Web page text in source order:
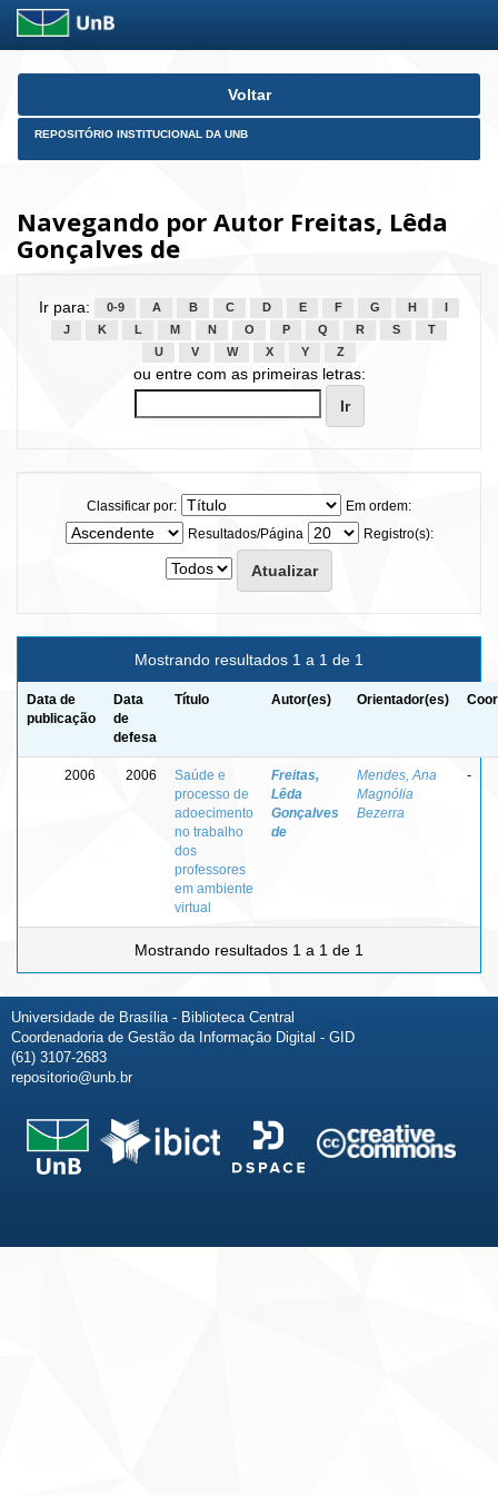
Skip
Voltar
REPOSITÓRIO INSTITUCIONAL DA UNB
Navegando por Autor Freitas, Lêda
Gonçalves de
Ir para: 0-9 A B C D E F G H
J
K L M N O P Q R S
T
U
V W X Y Z
ou entre com as primeiras letras:
Classificar por:
Em ordem:
Resultados/Página
Registro(s):
Mostrando resultados 1 a 1 de 1
Data de
publicação
Data
de
defesa
Título Autor(es) Orientador(es)
2006 2006
Saúde e
processo de
adoecimento
no trabalho
dos
professores
em ambiente
virtual
Freitas,
Lêda
Gonçalves
de
Mendes, Ana
Magnólia
Bezerra
-
Mostrando resultados 1 a 1 de 1
Universidade de Brasília - Biblioteca Central
Coordenadoria de Gestão da Informação Digital - GID
(61) 3107-2683
repositorio@unb.br